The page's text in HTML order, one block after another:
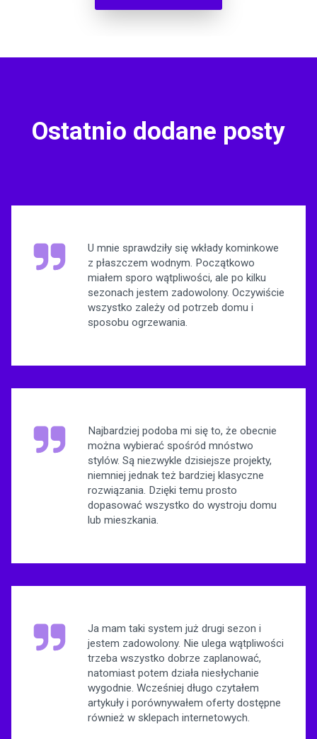
Ostatnio dodane posty
U mnie sprawdziły się wkłady kominkowe
z płaszczem wodnym. Początkowo
miałem sporo wątpliwości, ale po kilku
sezonach jestem zadowolony. Oczywiście
wszystko zależy od potrzeb domu i
sposobu ogrzewania.
Najbardziej podoba mi się to, że obecnie
można wybierać spośród mnóstwo
stylów. Są niezwykle dzisiejsze projekty,
niemniej jednak też bardziej klasyczne
rozwiązania. Dzięki temu prosto
dopasować wszystko do wystroju domu
lub mieszkania.
Ja mam taki system już drugi sezon i
jestem zadowolony. Nie ulega wątpliwości
trzeba wszystko dobrze zaplanować,
natomiast potem działa niesłychanie
wygodnie. Wcześniej długo czytałem
artykuły i porównywałem oferty dostępne
również w sklepach internetowych.